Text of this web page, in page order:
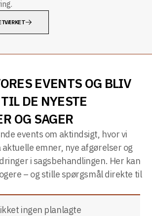
EVENTS OG BLIV
DE NYESTE
OG SAGER
events om aktindsigt, hvor vi
emner, nye afgørelser og
i sagsbehandlingen. Her kan
– og stille spørgsmål direkte til
ingen planlagte